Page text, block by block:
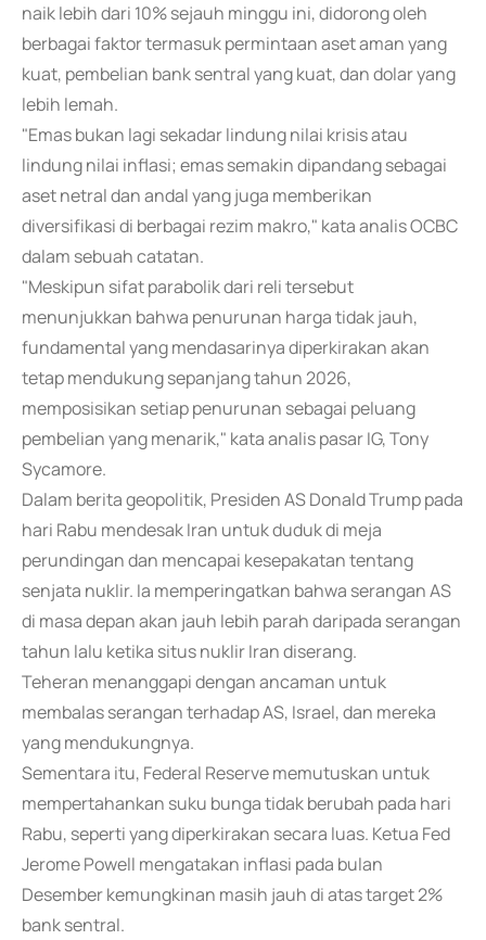
naik lebih dari 10% sejauh minggu ini, didorong oleh
berbagai faktor termasuk permintaan aset aman yang
kuat, pembelian bank sentral yang kuat, dan dolar yang
lebih lemah.
"Emas bukan lagi sekadar lindung nilai krisis atau
lindung nilai inflasi; emas semakin dipandang sebagai
aset netral dan andal yang juga memberikan
diversifikasi di berbagai rezim makro," kata analis OCBC
dalam sebuah catatan.
"Meskipun sifat parabolik dari reli tersebut
menunjukkan bahwa penurunan harga tidak jauh,
fundamental yang mendasarinya diperkirakan akan
tetap mendukung sepanjang tahun 2026,
memposisikan setiap penurunan sebagai peluang
pembelian yang menarik," kata analis pasar IG, Tony
Sycamore.
Dalam berita geopolitik, Presiden AS Donald Trump pada
hari Rabu mendesak Iran untuk duduk di meja
perundingan dan mencapai kesepakatan tentang
senjata nuklir. Ia memperingatkan bahwa serangan AS
di masa depan akan jauh lebih parah daripada serangan
tahun lalu ketika situs nuklir Iran diserang.
Teheran menanggapi dengan ancaman untuk
membalas serangan terhadap AS, Israel, dan mereka
yang mendukungnya.
Sementara itu, Federal Reserve memutuskan untuk
mempertahankan suku bunga tidak berubah pada hari
Rabu, seperti yang diperkirakan secara luas. Ketua Fed
Jerome Powell mengatakan inflasi pada bulan
Desember kemungkinan masih jauh di atas target 2%
bank sentral.